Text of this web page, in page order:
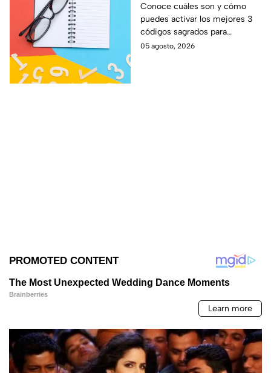
energético de personas
envidiosas
Conoce cuáles son y cómo
puedes activar los mejores 3
códigos sagrados para
proteger tu campo energético
05 agosto, 2026